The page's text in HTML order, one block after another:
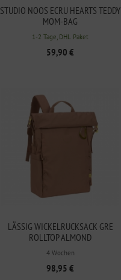
STUDIO NOOS ECRU HEARTS TEDDY
MOM-BAG
1-2 Tage, DHL Paket
59,90 €
LÄSSIG WICKELRUCKSACK GRE
ROLLTOP ALMOND
4 Wochen
98,95 €